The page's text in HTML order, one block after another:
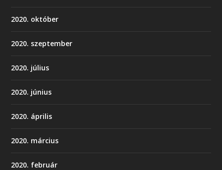
2020. október
2020. szeptember
2020. július
2020. június
2020. április
2020. március
2020. február